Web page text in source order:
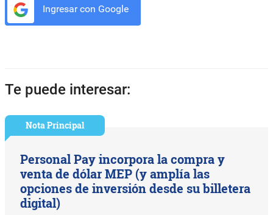
Ingresar con Google
Te puede interesar:
Nota Principal
Personal Pay incorpora la compra y
venta de dólar MEP (y amplía las
opciones de inversión desde su billetera
digital)